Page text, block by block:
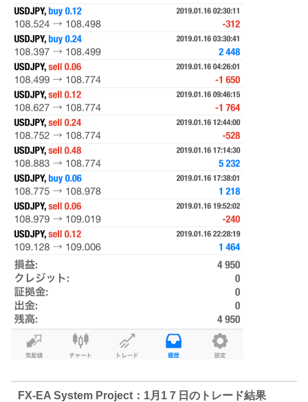
FX-EA System Project：1月1７日のトレード結果